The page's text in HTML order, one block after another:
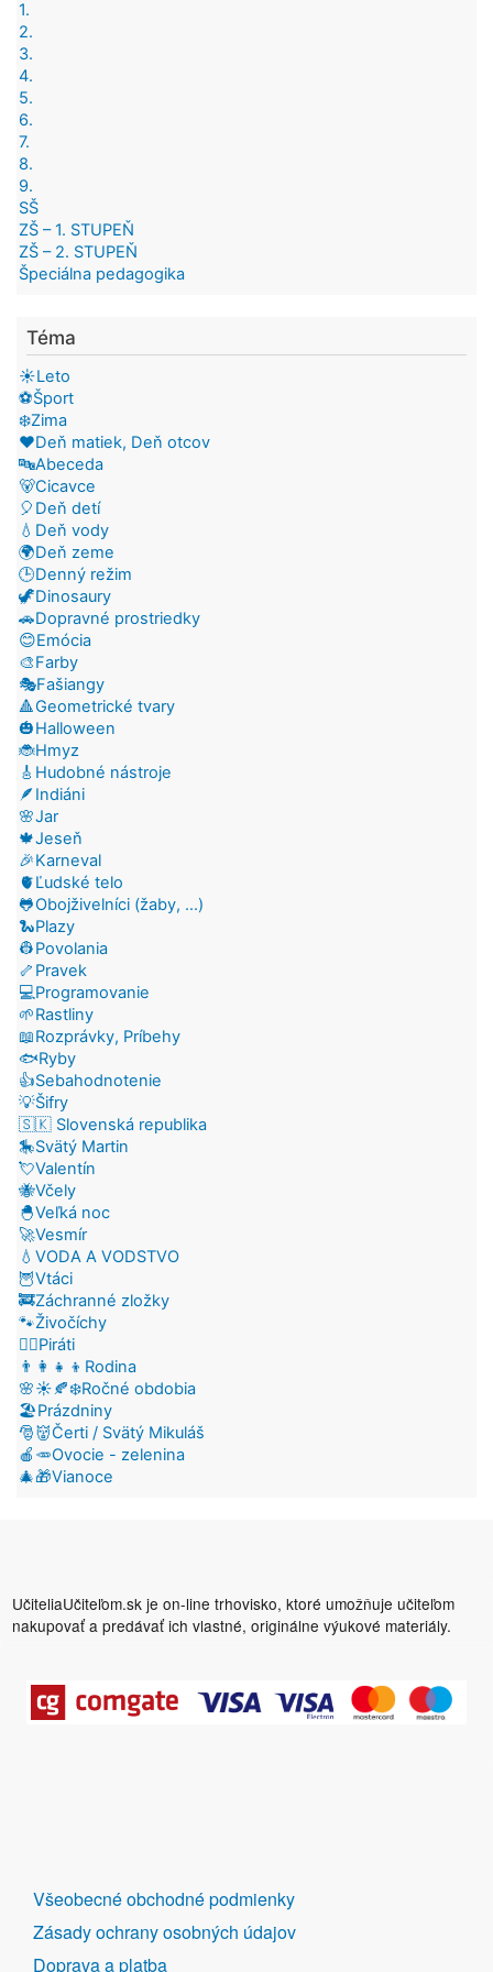
1.
2.
3.
4.
5.
6.
7.
8.
9.
SŠ
ZŠ – 1. STUPEŇ
ZŠ – 2. STUPEŇ
Špeciálna pedagogika
Téma
☀️Leto
⚽Šport
❄️Zima
❤️Deň matiek, Deň otcov
🔤Abeceda
🐻Cicavce
🎈Deň detí
💧Deň vody
🌍Deň zeme
🕒Denný režim
🦖Dinosaury
🚗Dopravné prostriedky
😊Emócia
🎨Farby
🎭Fašiangy
🔺Geometrické tvary
🎃Halloween
🐞Hmyz
🎸Hudobné nástroje
🪶Indiáni
🌸Jar
🍁Jeseň
🎉Karneval
🫀Ľudské telo
🐸Obojživelníci (žaby, ...)
🐍Plazy
👷Povolania
🦴Pravek
💻Programovanie
🌱Rastliny
📖Rozprávky, Príbehy
🐟Ryby
👍Sebahodnotenie
💡Šifry
🇸🇰 Slovenská republika
🎠Svätý Martin
💘Valentín
🐝Včely
🐣Veľká noc
🚀Vesmír
💧VODA A VODSTVO
🦉Vtáci
🚒Záchranné zložky
🐾Živočíchy
🏴‍☠️Piráti
👨‍👩‍👧‍👦Rodina
🌸☀️🍂❄️Ročné obdobia
🏖️Prázdniny
🎅👹Čerti / Svätý Mikuláš
🍎🥕Ovocie - zelenina
🎄🎁Vianoce
UčiteliaUčiteľom.sk je on-line trhovisko, ktoré umožňuje učiteľom
nakupovať a predávať ich vlastné, originálne výukové materiály.
DALŠÍ
ODKAZY
Všeobecné obchodné podmienky
Zásady ochrany osobných údajov
Doprava a platba